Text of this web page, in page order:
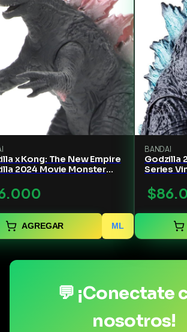
x Kong: The New Empire
2024 Movie Monster
AGREGAR ML
BANDAI
Godzilla
Series
💬 ¡Conectate
nosotros!